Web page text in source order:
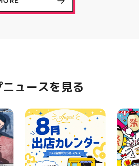
クアップニュース
ュースを見る